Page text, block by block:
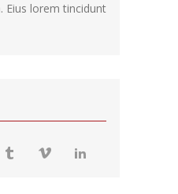
Eius lorem tincidunt